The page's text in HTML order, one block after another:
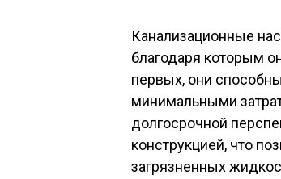
Канализационные
благодаря которым
первых, они
минимальными
долгосрочной
конструкцией, что
загрязненных